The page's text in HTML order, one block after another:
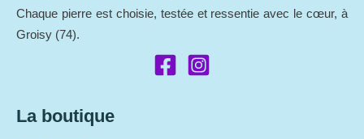
Chaque pierre est choisie, testée et ressentie avec le cœur, à
Groisy (74).
La boutique